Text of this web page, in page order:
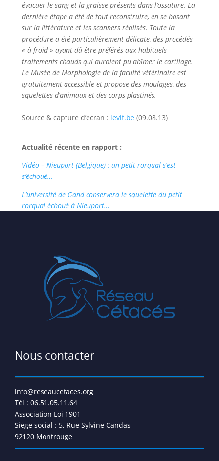
évacuer le sang et la graisse présents dans l’ossature. La
dernière étape a été de tout reconstruire, en se basant
sur la littérature et les scanners réalisés. Toute la
procédure a été particulièrement délicate, des procédés
« à froid » ayant dû être préférés aux habituels
traitements chauds qui auraient pu abîmer le cartilage.
Le Musée de Morphologie de la faculté vétérinaire est
gratuitement accessible et propose des moulages, des
squelettes d’animaux et des corps plastinés.
Source & capture d’écran : levif.be (09.08.13)
Actualité récente en rapport :
Vidéo – Nieuport (Belgique) : un petit rorqual s’est
s’échoué…
L’université de Gand conservera le squelette du petit
rorqual échoué à Nieuport…
Nous contacter
info@reseaucetaces.org
Tél : 06.51.05.11.64
Association Loi 1901
Siège social : 5, Rue Sylvine Candas
92120 Montrouge